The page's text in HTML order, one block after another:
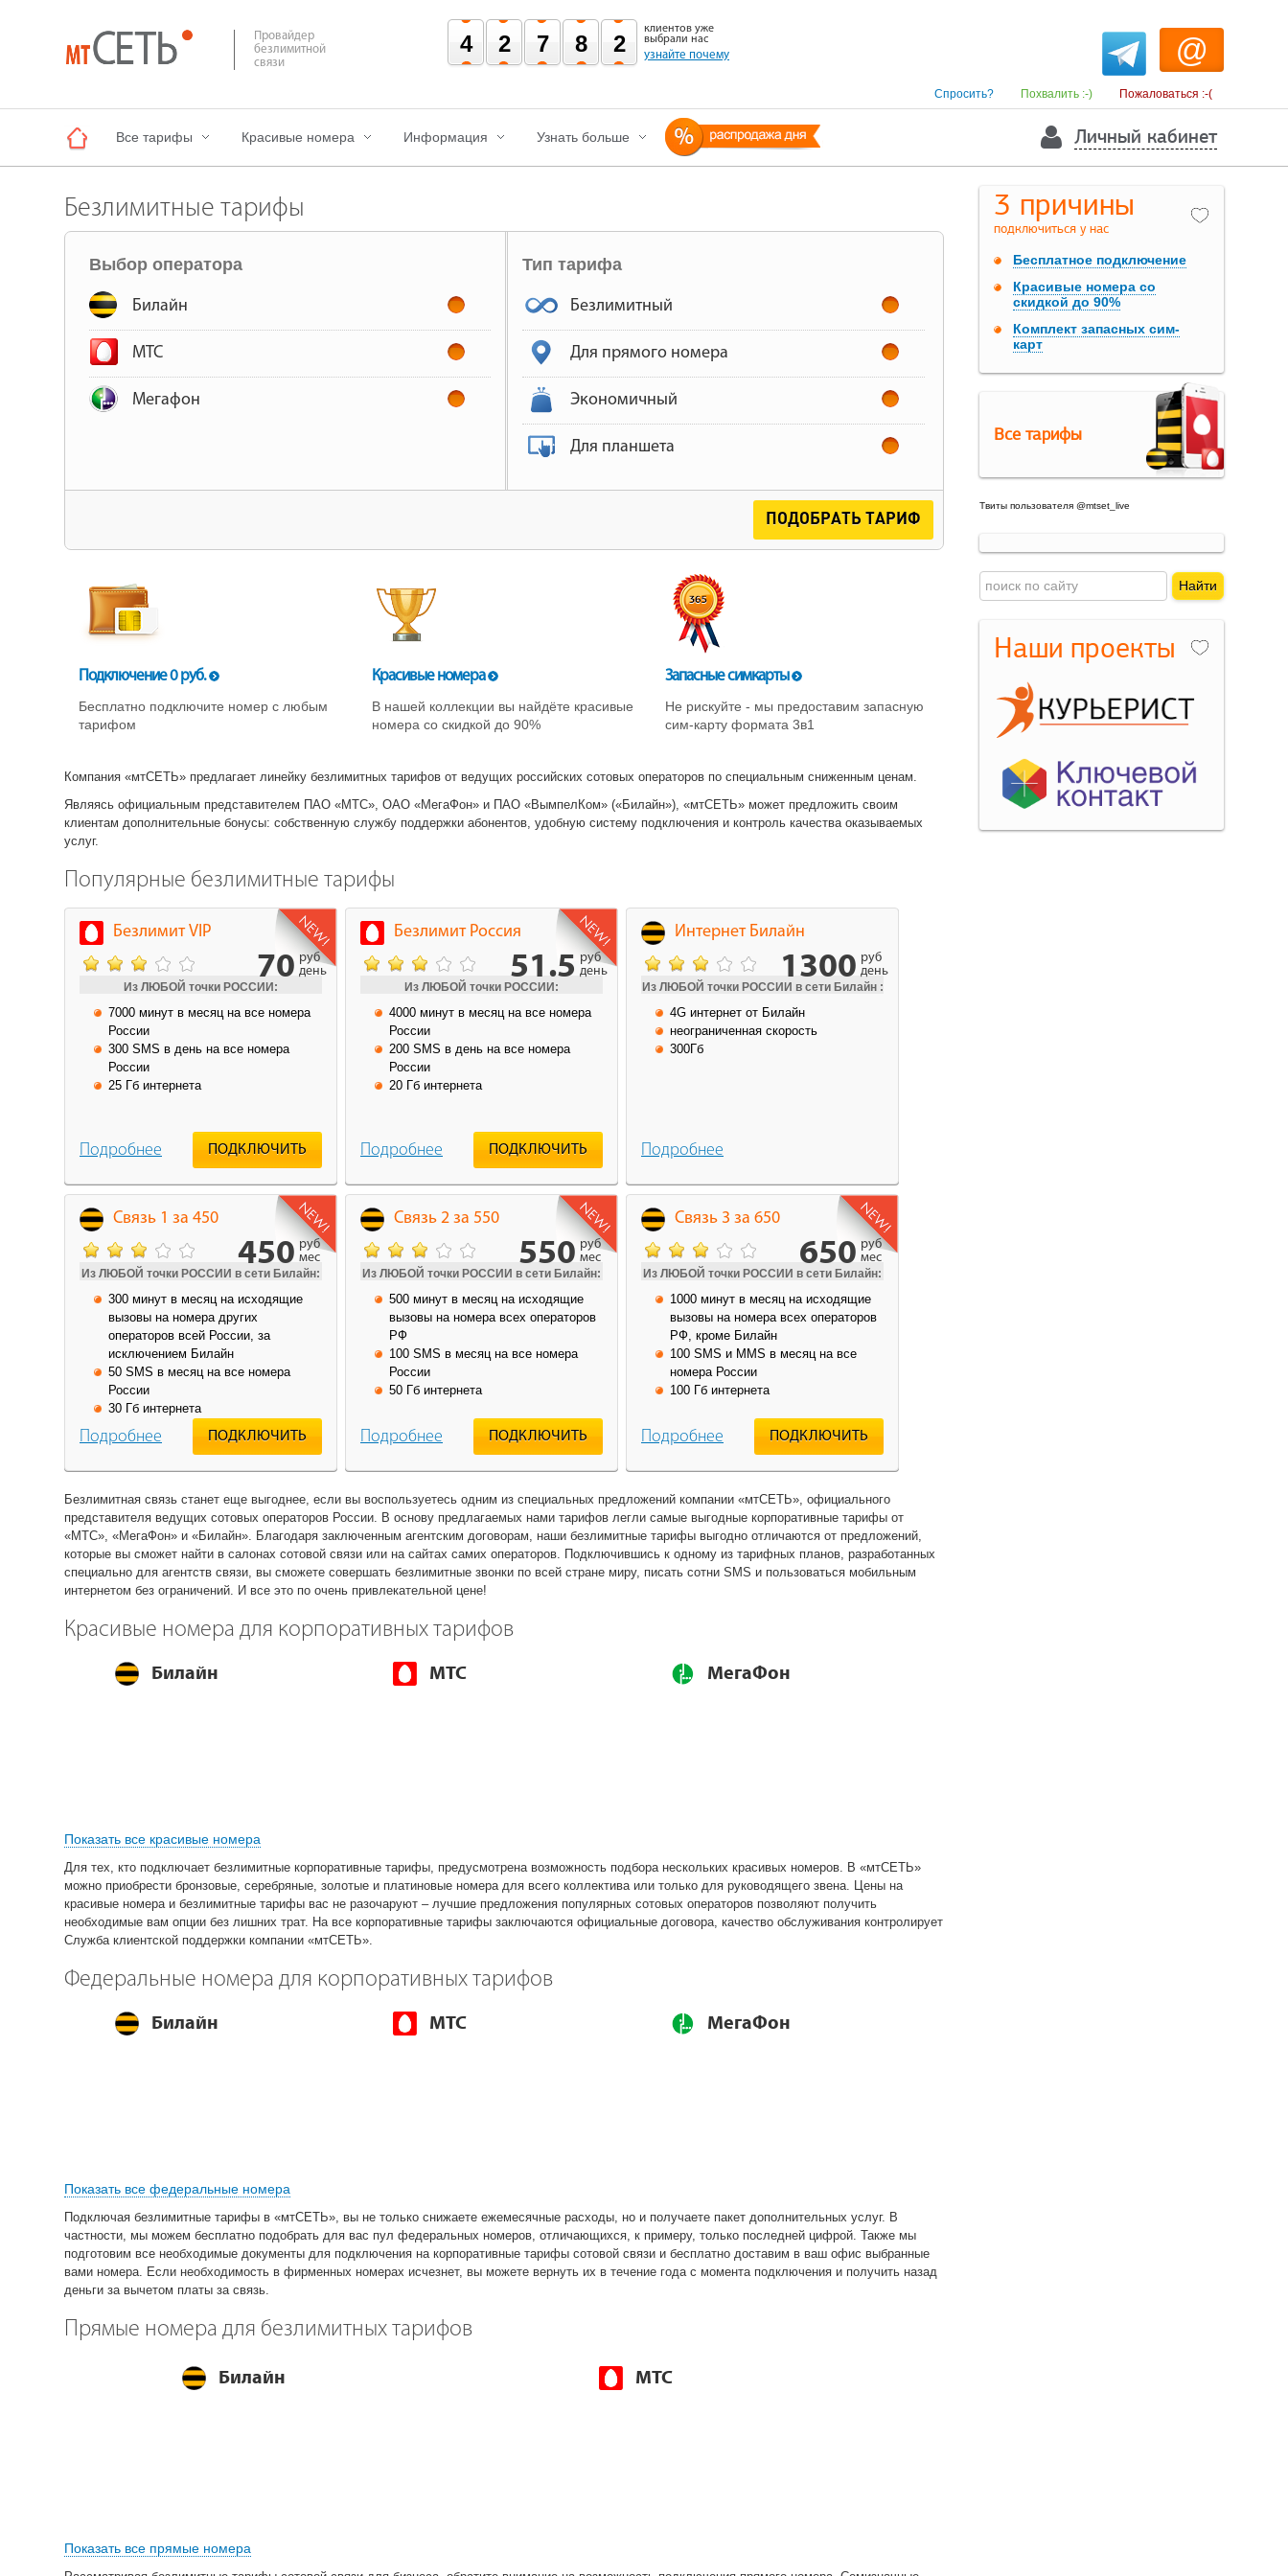
Провайдер
безлимитной
связи
42782
клиентов уже
выбрали нас
узнайте почему @
Спросить? Похвалить :-) Пожаловаться :-(
Все тарифы Красивые номера Информация Узнать больше Личный кабинет
Безлимитные тарифы
Выбор оператора
Билайн
МТС
Мегафон
Тип тарифа
Безлимитный
Для прямого номера
Экономичный
Для планшета
ПОДОБРАТЬ ТАРИФ
Подключение 0 руб.
Бесплатно подключите номер с любым
тарифом
Красивые номера
В нашей коллекции вы найдёте красивые
номера со скидкой до 90%
Запасные симкарты
Не рискуйте - мы предоставим запасную
сим-карту формата 3в1
Компания «мтСЕТЬ» предлагает линейку безлимитных тарифов от ведущих российских сотовых операторов по специальным сниженным ценам.
Являясь официальным представителем ПАО «МТС», ОАО «МегаФон» и ПАО «ВымпелКом» («Билайн»), «мтСЕТЬ» может предложить своим
клиентам дополнительные бонусы: собственную службу поддержки абонентов, удобную систему подключения и контроль качества оказываемых
услуг.
Популярные безлимитные тарифы
Безлимит VIP
70 руб
день
Из ЛЮБОЙ точки РОССИИ:
7000 минут в месяц на все номера
России
300 SMS в день на все номера
России
25 Гб интернета
Подробнее ПОДКЛЮЧИТЬ
Безлимит Россия
51.5 руб
день
Из ЛЮБОЙ точки РОССИИ:
4000 минут в месяц на все номера
России
200 SMS в день на все номера
России
20 Гб интернета
Подробнее ПОДКЛЮЧИТЬ
Интернет Билайн
1300 руб
день
Из ЛЮБОЙ точки РОССИИ в сети Билайн :
4G интернет от Билайн
неограниченная скорость
300Гб
Подробнее
Связь 1 за 450
450 руб
мес
Из ЛЮБОЙ точки РОССИИ в сети Билайн:
300 минут в месяц на исходящие
вызовы на номера других
операторов всей России, за
исключением Билайн
50 SMS в месяц на все номера
России
30 Гб интернета
Подробнее ПОДКЛЮЧИТЬ
Связь 2 за 550
550 руб
мес
Из ЛЮБОЙ точки РОССИИ в сети Билайн:
500 минут в месяц на исходящие
вызовы на номера всех операторов
РФ
100 SMS в месяц на все номера
России
50 Гб интернета
Подробнее ПОДКЛЮЧИТЬ
Связь 3 за 650
650 руб
мес
Из ЛЮБОЙ точки РОССИИ в сети Билайн:
1000 минут в месяц на исходящие
вызовы на номера всех операторов
РФ, кроме Билайн
100 SMS и MMS в месяц на все
номера России
100 Гб интернета
Подробнее ПОДКЛЮЧИТЬ
Безлимитная связь станет еще выгоднее, если вы воспользуетесь одним из специальных предложений компании «мтСЕТЬ», официального
представителя ведущих сотовых операторов России. В основу предлагаемых нами тарифов легли самые выгодные корпоративные тарифы от
«МТС», «МегаФон» и «Билайн». Благодаря заключенным агентским договорам, наши безлимитные тарифы выгодно отличаются от предложений,
которые вы сможет найти в салонах сотовой связи или на сайтах самих операторов. Подключившись к одному из тарифных планов, разработанных
специально для агентств связи, вы сможете совершать безлимитные звонки по всей стране миру, писать сотни SMS и пользоваться мобильным
интернетом без ограничений. И все это по очень привлекательной цене!
Красивые номера для корпоративных тарифов
Билайн МТС МегаФон
Показать все красивые номера
Для тех, кто подключает безлимитные корпоративные тарифы, предусмотрена возможность подбора нескольких красивых номеров. В «мтСЕТЬ»
можно приобрести бронзовые, серебряные, золотые и платиновые номера для всего коллектива или только для руководящего звена. Цены на
красивые номера и безлимитные тарифы вас не разочаруют – лучшие предложения популярных сотовых операторов позволяют получить
необходимые вам опции без лишних трат. На все корпоративные тарифы заключаются официальные договора, качество обслуживания контролирует
Служба клиентской поддержки компании «мтСЕТЬ».
Федеральные номера для корпоративных тарифов
Билайн МТС МегаФон
Показать все федеральные номера
Подключая безлимитные тарифы в «мтСЕТЬ», вы не только снижаете ежемесячные расходы, но и получаете пакет дополнительных услуг. В
частности, мы можем бесплатно подобрать для вас пул федеральных номеров, отличающихся, к примеру, только последней цифрой. Также мы
подготовим все необходимые документы для подключения на корпоративные тарифы сотовой связи и бесплатно доставим в ваш офис выбранные
вами номера. Если необходимость в фирменных номерах исчезнет, вы можете вернуть их в течение года с момента подключения и получить назад
деньги за вычетом платы за связь.
Прямые номера для безлимитных тарифов
Билайн МТС
Показать все прямые номера
3 причины
подключиться у нас
Бесплатное подключение
Красивые номера со
скидкой до 90%
Комплект запасных сим-
карт
Все тарифы
Твиты пользователя @mtset_live
Наши проекты